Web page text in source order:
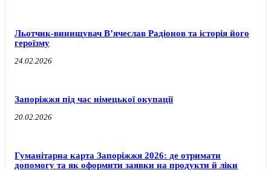
Льотчик-винищувач В’ячеслав Радіонов та історія його
героїзму
24.02.2026
Запоріжжя під час німецької окупації
20.02.2026
Гуманітарна карта Запоріжжя 2026: де отримати
допомогу та як оформити заявки на продукти й ліки